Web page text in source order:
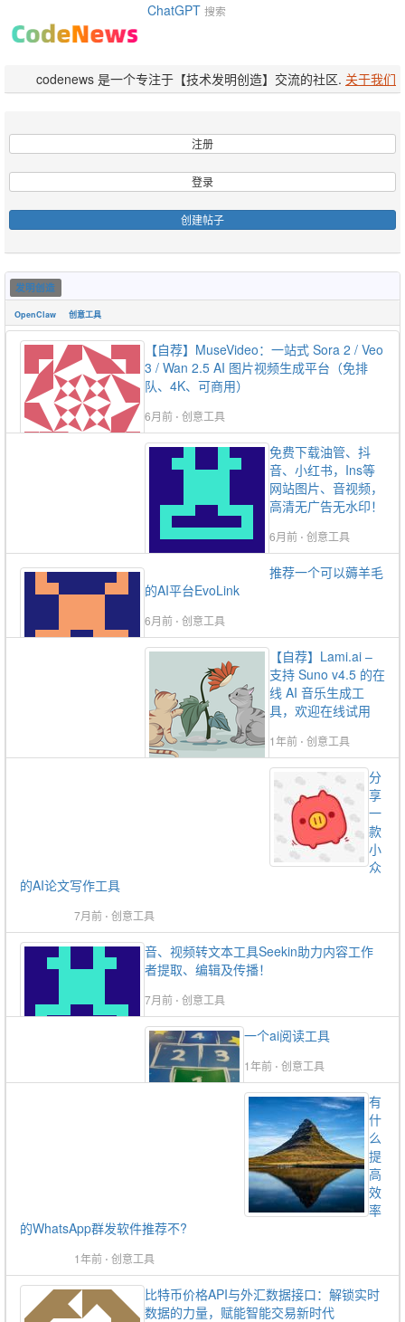
ChatGPT 搜索
codenews 是一个专注于【技术发明创造】交流的社区. 关于我们
注册
登录
创建帖子
发明创造
OpenClaw 创意工具
【自荐】MuseVideo：一站式 Sora 2 / Veo
3 / Wan 2.5 AI 图片视频生成平台（免排
队、4K、可商用）
6月前 ⋅ 创意工具
免费下载油管、抖
音、小红书，Ins等
网站图片、音视频，
高清无广告无水印！
6月前 ⋅ 创意工具
推荐一个可以薅羊毛
的AI平台EvoLink
6月前 ⋅ 创意工具
【自荐】Lami.ai –
支持 Suno v4.5 的在
线 AI 音乐生成工
具，欢迎在线试用
1年前 ⋅ 创意工具
分
享
一
款
小
众
的AI论文写作工具
7月前 ⋅ 创意工具
音、视频转文本工具Seekin助力内容工作
者提取、编辑及传播！
7月前 ⋅ 创意工具
一个ai阅读工具
1年前 ⋅ 创意工具
有
什
么
提
高
效
率
的WhatsApp群发软件推荐不?
1年前 ⋅ 创意工具
比特币价格API与外汇数据接口：解锁实时
数据的力量，赋能智能交易新时代